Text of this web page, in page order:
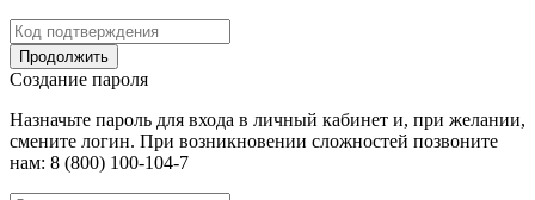
Продолжить
Создание пароля
Назначьте пароль для входа в личный кабинет и, при желании,
смените логин. При возникновении сложностей позвоните
нам: 8 (800) 100-104-7